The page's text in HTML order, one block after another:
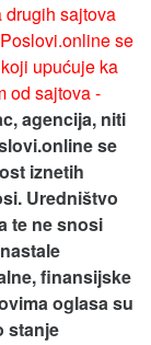
sajtova
se
upućuje ka
od sajtova -
agencija, niti
se
iznetih
Uredništvo
te ne snosi
finansijske
oglasa su
stanje